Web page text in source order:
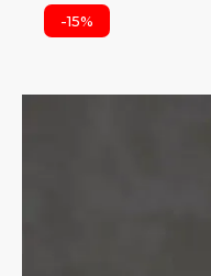
-15%